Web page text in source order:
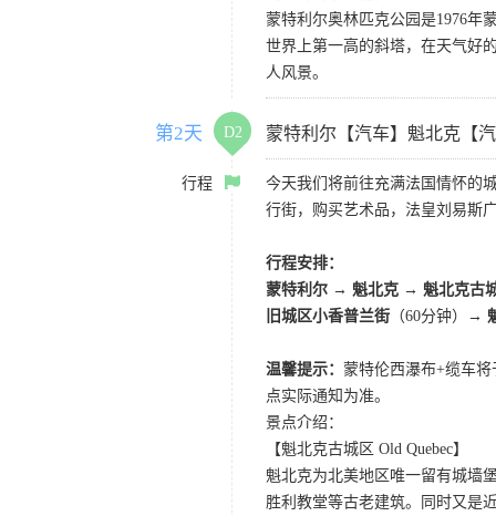
蒙特利尔奥林匹克公园是1976年
世界上第一高的斜塔，在天气好
人风景。
第2天 D2 蒙特利尔【汽车】魁北克【
行程
今天我们将前往充满法国情怀的
行街，购买艺术品，法皇刘易斯
行程安排：
蒙特利尔 → 魁北克 → 魁北克古
旧城区小香普兰街 （60分钟） →
温馨提示： 蒙特伦西瀑布+缆车将
点实际通知为准。
景点介绍：
【魁北克古城区 Old Quebec】
魁北克为北美地区唯一留有城墙
胜利教堂等古老建筑。同时又是